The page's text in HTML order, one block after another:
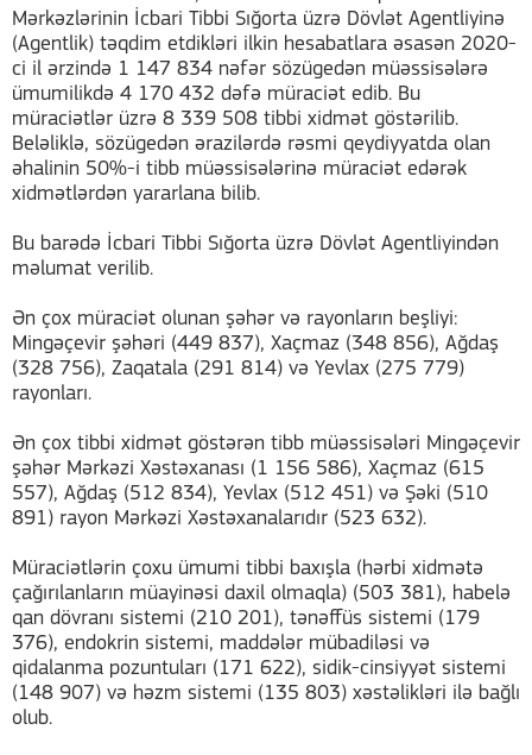
Mərkəzlərinin İcbari Tibbi Sığorta üzrə Dövlət Agentliyinə
(Agentlik) təqdim etdikləri ilkin hesabatlara əsasən 2020-
ci il ərzində 1 147 834 nəfər sözügedən müəssisələrə
ümumilikdə 4 170 432 dəfə müraciət edib. Bu
müraciətlər üzrə 8 339 508 tibbi xidmət göstərilib.
Beləliklə, sözügedən ərazilərdə rəsmi qeydiyyatda olan
əhalinin 50%-i tibb müəssisələrinə müraciət edərək
xidmətlərdən yararlana bilib.
Bu barədə İcbari Tibbi Sığorta üzrə Dövlət Agentliyindən
məlumat verilib.
Ən çox müraciət olunan şəhər və rayonların beşliyi:
Mingəçevir şəhəri (449 837), Xaçmaz (348 856), Ağdaş
(328 756), Zaqatala (291 814) və Yevlax (275 779)
rayonları.
Ən çox tibbi xidmət göstərən tibb müəssisələri Mingəçevir
şəhər Mərkəzi Xəstəxanası (1 156 586), Xaçmaz (615
557), Ağdaş (512 834), Yevlax (512 451) və Şəki (510
891) rayon Mərkəzi Xəstəxanalarıdır (523 632).
Müraciətlərin çoxu ümumi tibbi baxışla (hərbi xidmətə
çağırılanların müayinəsi daxil olmaqla) (503 381), habelə
qan dövranı sistemi (210 201), tənəffüs sistemi (179
376), endokrin sistemi, maddələr mübadiləsi və
qidalanma pozuntuları (171 622), sidik-cinsiyyət sistemi
(148 907) və həzm sistemi (135 803) xəstəlikləri ilə bağlı
olub.